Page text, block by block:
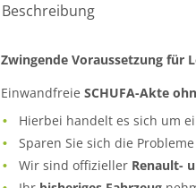
Beschreibung
Zwingende Voraussetzung für
Einwandfreie SCHUFA-Akte
Hierbei handelt es sich um
Sparen Sie sich die
Wir sind offizieller Renault-